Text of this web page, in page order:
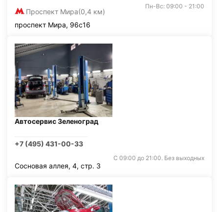
Проспект Мира(0,4 км)
Пн-Вс: 09:00 - 21:00
проспект Мира, 96с16
Автосервис Зеленоград
+7 (495) 431-00-33
С 09:00 до 21:00. Без выходных
Сосновая аллея, 4, стр. 3